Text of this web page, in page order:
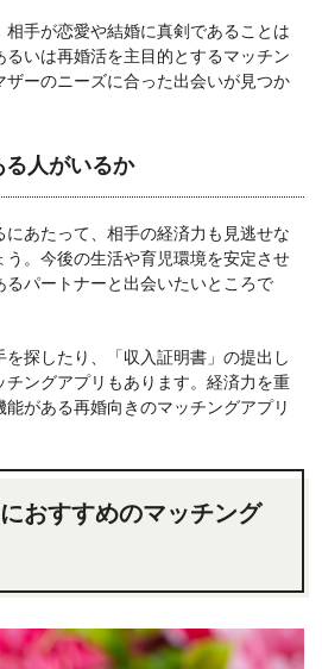
手が恋愛や結婚に真剣であることは
いは再婚活を主目的とするマッチン
ザーのニーズに合った出会いが見つか
人がいるか
あたって、相手の経済力も見逃せな
う。今後の生活や育児環境を安定させ
るパートナーと出会いたいところで
探したり、「収入証明書」の提出し
チングアプリもあります。経済力を重
がある再婚向きのマッチングアプリ
おすすめのマッチング